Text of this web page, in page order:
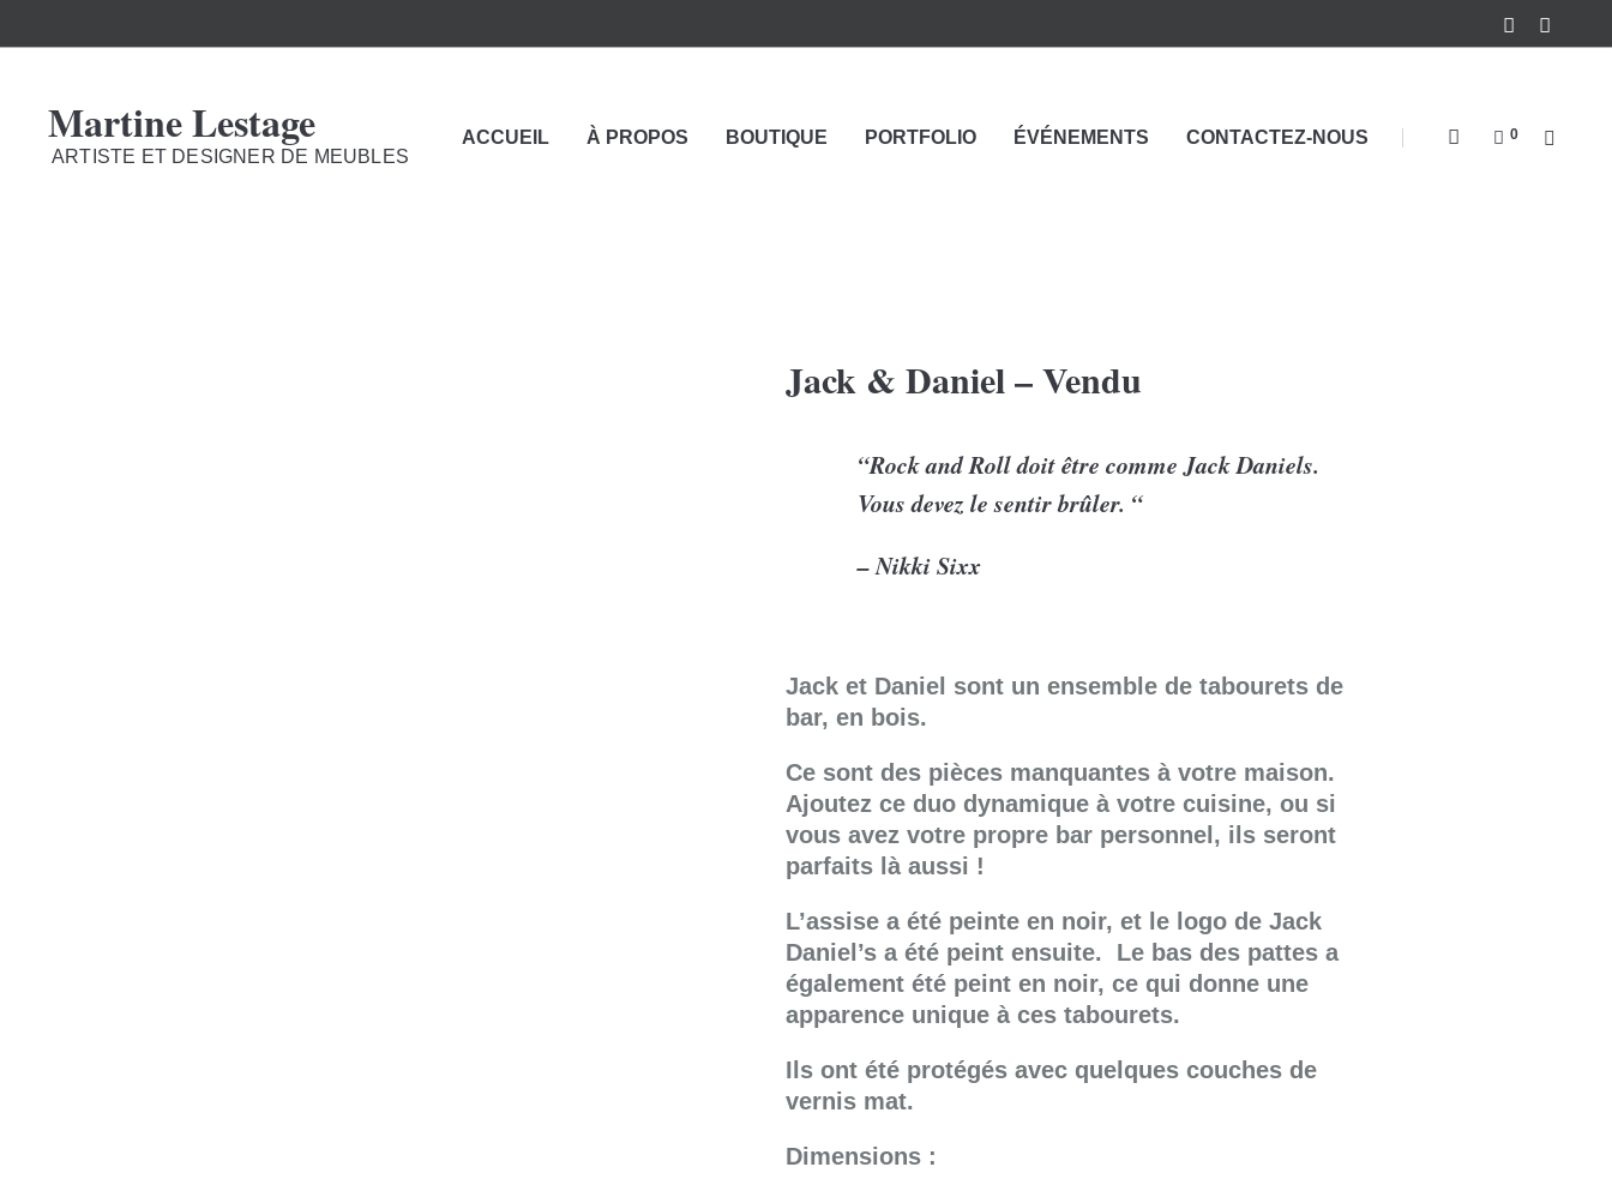
Martine Lestage
ARTISTE ET DESIGNER DE MEUBLES
0
ACCUEIL À PROPOS BOUTIQUE PORTFOLIO ÉVÉNEMENTS CONTACTEZ-NOUS
Jack & Daniel – Vendu
“Rock and Roll doit être comme Jack Daniels.
Vous devez le sentir brûler. “
– Nikki Sixx
Jack et Daniel sont un ensemble de tabourets de
bar, en bois.
Ce sont des pièces manquantes à votre maison.
Ajoutez ce duo dynamique à votre cuisine, ou si
vous avez votre propre bar personnel, ils seront
parfaits là aussi !
L’assise a été peinte en noir, et le logo de Jack
Daniel’s a été peint ensuite. Le bas des pattes a
également été peint en noir, ce qui donne une
apparence unique à ces tabourets.
Ils ont été protégés avec quelques couches de
vernis mat.
Dimensions :